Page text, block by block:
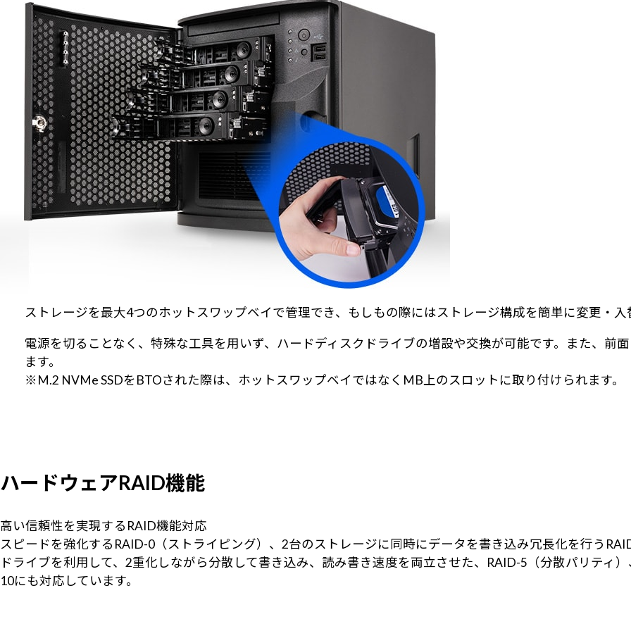
ストレージを最大4つのホットスワップベイで管理でき、もしもの際にはストレージ構成を簡単に変更・入
電源を切ることなく、特殊な工具を用いず、ハードディスクドライブの増設や交換が可能です。また、前
ます。
※M.2 NVMe SSDをBTOされた際は、ホットスワップベイではなくMB上のスロットに取り付けられます。
ハードウェアRAID機能
高い信頼性を実現するRAID機能対応
スピードを強化するRAID-0（ストライピング）、2台のストレージに同時にデータを書き込み冗長化を行う
ドライブを利用して、2重化しながら分散して書き込み、読み書き速度を両立させた、RAID-5（分散パリティ
10にも対応しています。